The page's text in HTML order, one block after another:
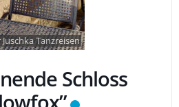
Tanzreisen
Schloss